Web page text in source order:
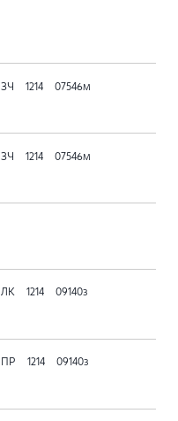
ЗЧ 1214 07546м
ЗЧ 1214 07546м
ЛК 1214 09140з
ПР 1214 09140з